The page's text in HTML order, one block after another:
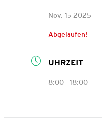
Nov. 15 2025
Abgelaufen!
UHRZEIT
8:00 - 18:00